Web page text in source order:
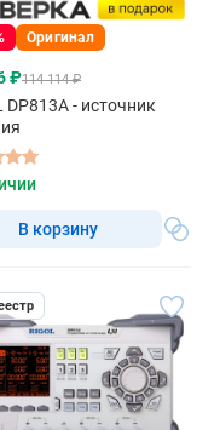
Оригинал
₽114 114 ₽
DP813A - источник
В корзину